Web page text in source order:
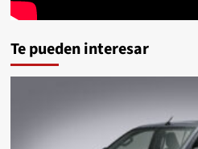
Te pueden interesar